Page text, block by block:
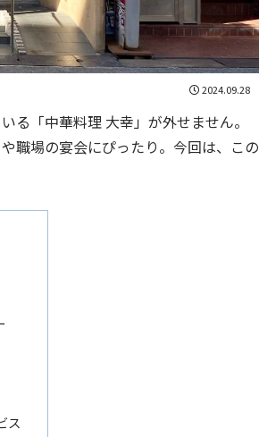
2024.09.28
る「中華料理 大幸」が外せません。
職場の宴会にぴったり。今回は、この
ス